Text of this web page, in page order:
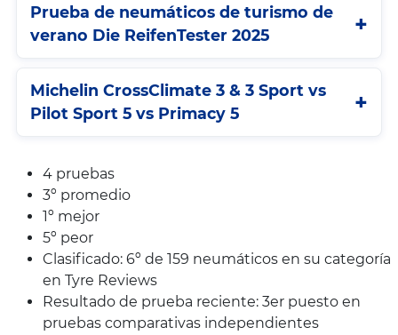
Prueba de neumáticos de turismo de
verano Die ReifenTester 2025
Michelin CrossClimate 3 & 3 Sport vs
Pilot Sport 5 vs Primacy 5
4 pruebas
3º promedio
1º mejor
5º peor
Clasificado: 6º de 159 neumáticos en su categoría
en Tyre Reviews
Resultado de prueba reciente: 3er puesto en
pruebas comparativas independientes